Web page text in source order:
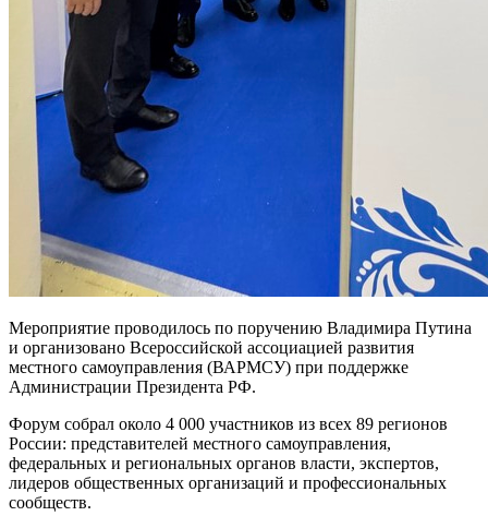
Мероприятие проводилось по поручению Владимира Путина
и организовано Всероссийской ассоциацией развития
местного самоуправления (ВАРМСУ) при поддержке
Администрации Президента РФ.
Форум собрал около 4 000 участников из всех 89 регионов
России: представителей местного самоуправления,
федеральных и региональных органов власти, экспертов,
лидеров общественных организаций и профессиональных
сообществ.